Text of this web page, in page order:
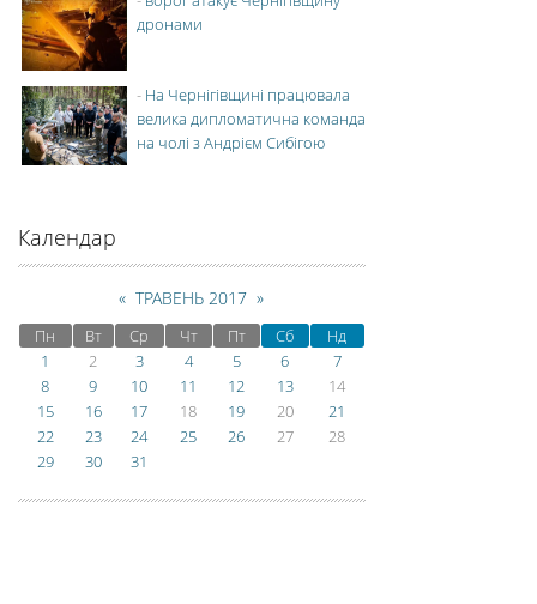
дронами
- На Чернігівщині працювала
велика дипломатична команда
на чолі з Андрієм Сибігою
Календар
« ТРАВЕНЬ 2017 »
Пн Вт Ср Чт Пт Сб
Нд
1
2 3 4 5 6
7
8
9 10 11 12 13
14
15
16 17 18 19 20
21
22
23 24 25 26 27
28
29
30 31